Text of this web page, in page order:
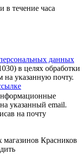
течение часа
данных
в целях обработки
на указанную почту.
указанный email.
на почту
магазинов Красников